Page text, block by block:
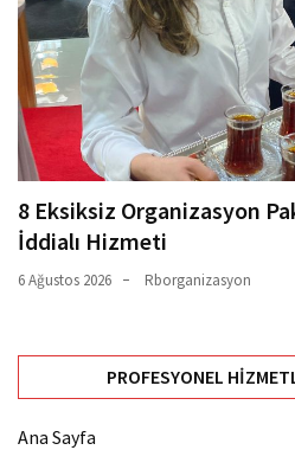
8 Eksiksiz Organizasyon
İddialı Hizmeti
6 Ağustos 2026 Rborganizasyon
PROFESYONEL
Ana Sayfa